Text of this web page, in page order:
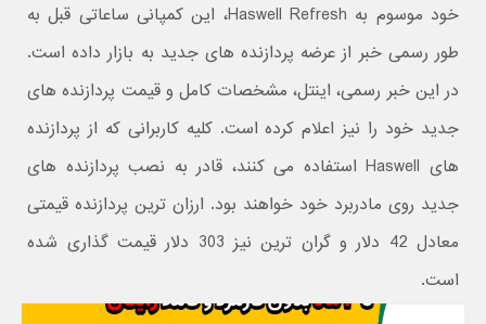
خود موسوم به Haswell Refresh، این کمپانی ساعاتی قبل به
طور رسمی خبر از عرضه پردازنده های جدید به بازار داده است.
در این خبر رسمی، اینتل، مشخصات کامل و قیمت پردازنده های
جدید خود را نیز اعلام کرده است. کلیه کاربرانی که از پردازنده
های Haswell استفاده می کنند، قادر به نصب پردازنده های
جدید روی مادربرد خود خواهند بود. ارزان ترین پردازنده قیمتی
معادل 42 دلار و گران ترین نیز 303 دلار قیمت گذاری شده
است.